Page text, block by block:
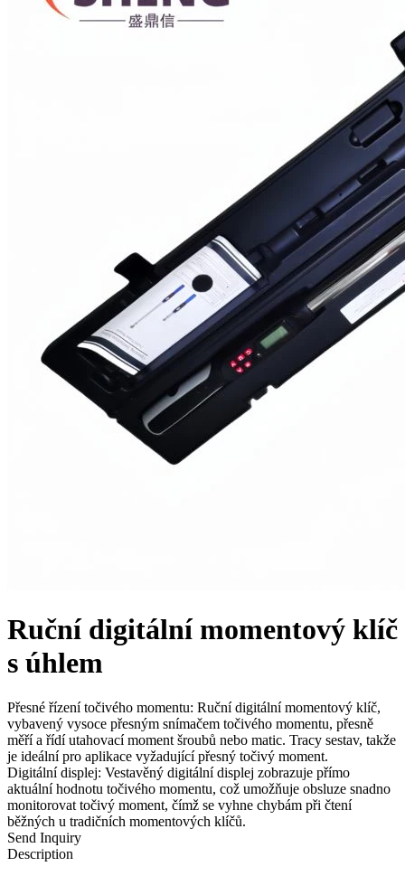
Ruční digitální momentový klíč
s úhlem
Přesné řízení točivého momentu: Ruční digitální momentový klíč,
vybavený vysoce přesným snímačem točivého momentu, přesně
měří a řídí utahovací moment šroubů nebo matic. Tracy sestav, takže
je ideální pro aplikace vyžadující přesný točivý moment.
Digitální displej: Vestavěný digitální displej zobrazuje přímo
aktuální hodnotu točivého momentu, což umožňuje obsluze snadno
monitorovat točivý moment, čímž se vyhne chybám při čtení
běžných u tradičních momentových klíčů.
Send Inquiry
Description